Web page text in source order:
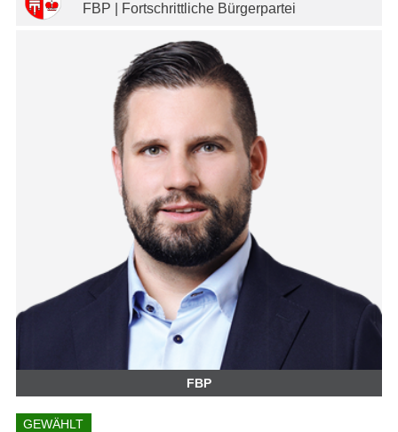
FBP | Fortschrittliche Bürgerpartei
FBP
GEWÄHLT